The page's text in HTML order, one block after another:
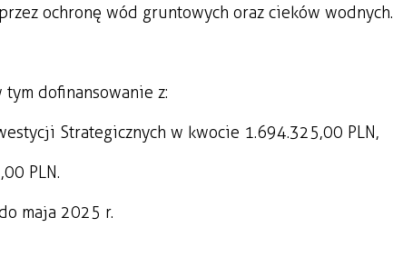
ochronę wód gruntowych oraz cieków wodnych.
dofinansowanie z:
Strategicznych w kwocie 1.694.325,00 PLN,
PLN.
maja 2025 r.